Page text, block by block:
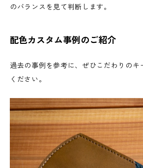
のバランスを見て判断します。
配色カスタム事例のご紹介
過去の事例を参考に、ぜひこだわりのキ
ください。